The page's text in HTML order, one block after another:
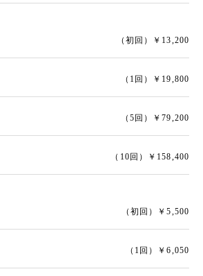
（初回）￥13,200
（1回）￥19,800
（5回）￥79,200
（10回）￥158,400
（初回）￥5,500
（1回）￥6,050